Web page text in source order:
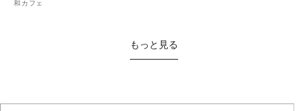
和カフェ
もっと見る